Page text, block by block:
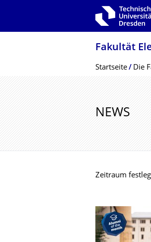
Zur Hauptnavigation springen
Fakultät
Breadcrumb-
Startseite Die
NEWS
Zeitraum